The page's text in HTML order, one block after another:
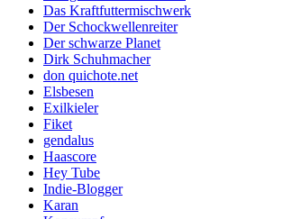
Das Kraftfuttermischwerk
Der Schockwellenreiter
Der schwarze Planet
Dirk Schuhmacher
don quichote.net
Elsbesen
Exilkieler
Fiket
gendalus
Haascore
Hey Tube
Indie-Blogger
Karan